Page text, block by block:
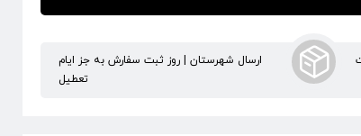
ارسال شهرستان | روز ثبت سفارش به جز ایام
تعطیل